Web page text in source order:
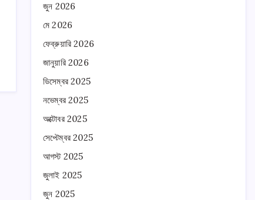
জুন 2026
মে 2026
ফেব্রুয়ারি 2026
জানুয়ারি 2026
ডিসেম্বর 2025
নভেম্বর 2025
অক্টোবর 2025
সেপ্টেম্বর 2025
আগস্ট 2025
জুলাই 2025
জুন 2025